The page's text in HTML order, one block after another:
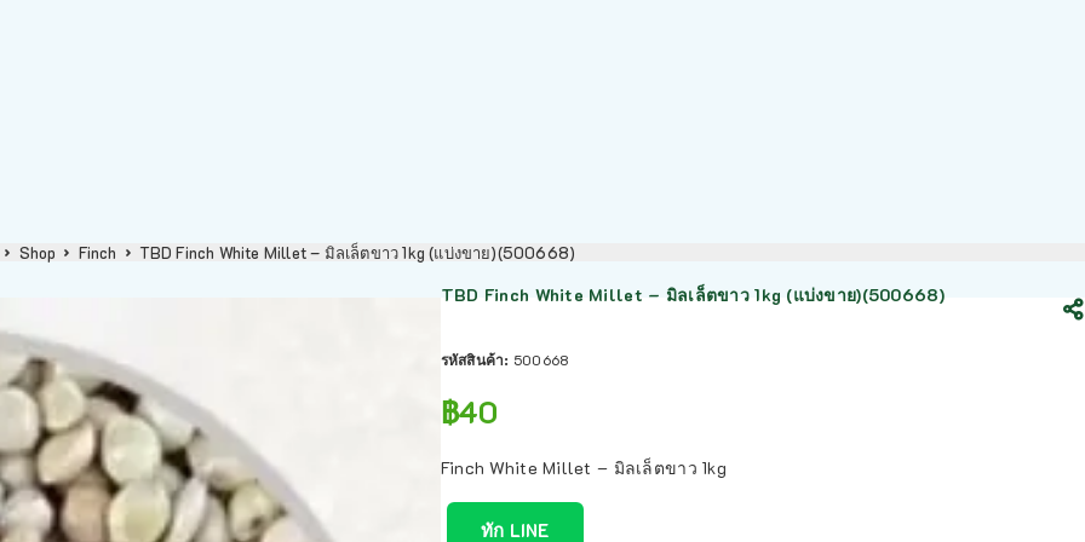
Shop Finch TBD Finch White Millet – มิลเล็ตขาว 1kg (แบ่งขาย)(500668)
TBD Finch White Millet – มิลเล็ตขาว 1kg (แบ่งขาย)(500668)
รหัสสินค้า: 500668
฿40
Finch White Millet – มิลเล็ตขาว 1kg
ทัก LINE